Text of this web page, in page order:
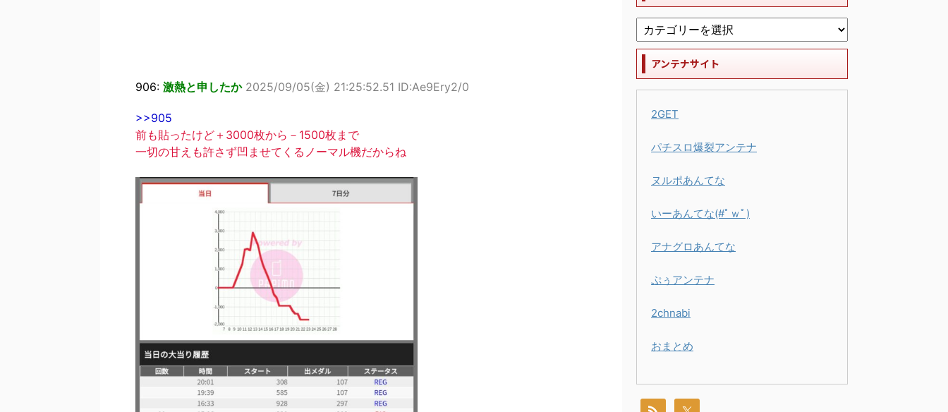
906: 激熱と申したか 2025/09/05(金) 21:25:52.51 ID:Ae9Ery2/0
>>905
前も貼ったけど＋3000枚から－1500枚まで
一切の甘えも許さず凹ませてくるノーマル機だからね
アンテナサイト
2GET
パチスロ爆裂アンテナ
ヌルポあんてな
いーあんてな(#ﾟｗﾟ)
アナグロあんてな
ぷぅアンテナ
2chnabi
おまとめ